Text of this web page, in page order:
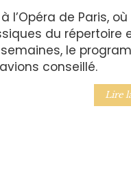
l’Opéra de Paris,
du répertoire
le
conseillé.
Lire